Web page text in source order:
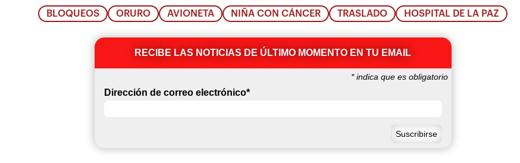
BLOQUEOS ORURO AVIONETA NIÑA CON CÁNCER TRASLADO HOSPITAL DE LA PAZ
RECIBE LAS NOTICIAS DE ÚLTIMO MOMENTO EN TU EMAIL
*indica que es obligatorio
Dirección de correo electrónico*